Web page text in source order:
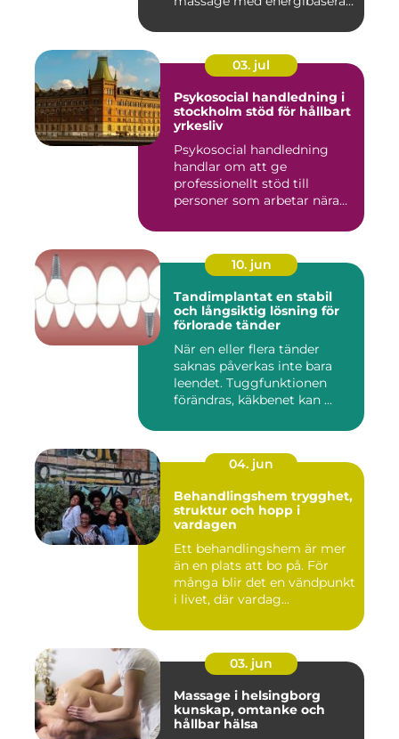
03. jul
Psykosocial handledning i
stockholm stöd för hållbart
yrkesliv
Psykosocial handledning
handlar om att ge
professionellt stöd till
personer som arbetar nära
10. jun
Tandimplantat en stabil
och långsiktig lösning för
förlorade tänder
När en eller flera tänder
saknas påverkas inte bara
leendet. Tuggfunktionen
förändras, käkbenet kan ...
04. jun
Behandlingshem trygghet,
struktur och hopp i
vardagen
Ett behandlingshem är mer
än en plats att bo på. För
många blir det en vändpunkt
i livet, där vardag...
03. jun
Massage i helsingborg
kunskap, omtanke och
hållbar hälsa